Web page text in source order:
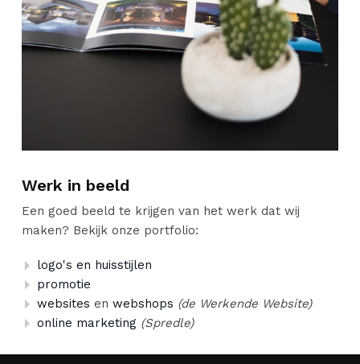
Werk in beeld
Een goed beeld te krijgen van het werk dat wij
maken? Bekijk onze portfolio:
logo's en huisstijlen
promotie
websites enwebshops (de Werkende Website)
online marketing (Spredle)